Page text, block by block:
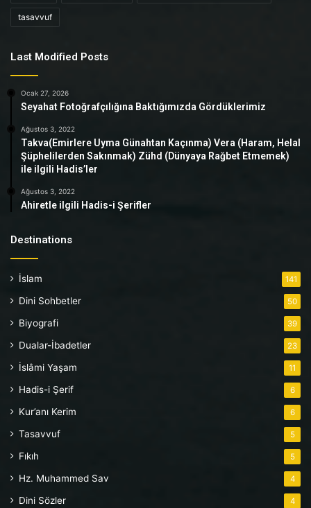
tasavvuf
Last Modified Posts
Ocak 27, 2026
Seyahat Fotoğrafçılığına Baktığımızda Gördüklerimiz
Ağustos 3, 2022
Takva(Emirlere Uyma Günahtan Kaçınma) Vera (Haram, Helal
Şüphelilerden Sakınmak) Zühd (Dünyaya Rağbet Etmemek)
ile ilgili Hadis’ler
Ağustos 3, 2022
Ahiretle ilgili Hadis-i Şerifler
Destinations
İslam 141
Dini Sohbetler 50
Biyografi 39
Dualar-İbadetler 23
İslâmi Yaşam 11
Hadis-i Şerif 6
Kur’anı Kerim 6
Tasavvuf 5
Fıkıh 5
Hz. Muhammed Sav 4
Dini Sözler 4